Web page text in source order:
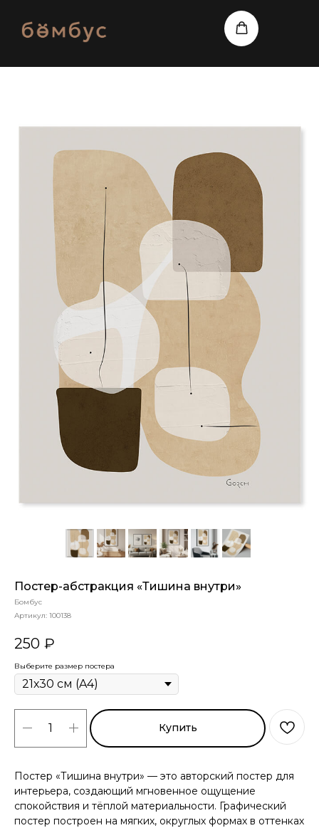
Постер-абстракция «Тишина внутри»
Бомбус
Артикул: 100138
250 ₽
Выберите размер постера
Купить
Постер «Тишина внутри» — это авторский постер для
интерьера, создающий мгновенное ощущение
спокойствия и тёплой материальности. Графический
постер построен на мягких, округлых формах в оттенках